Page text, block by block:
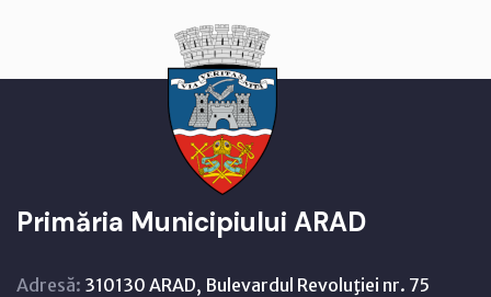
Primăria Municipiului ARAD
Adresă: 310130 ARAD, Bulevardul Revoluţiei nr. 75